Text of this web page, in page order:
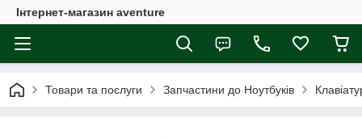
Інтернет-магазин aventure
Товари та послуги Запчастини до Ноутбуків